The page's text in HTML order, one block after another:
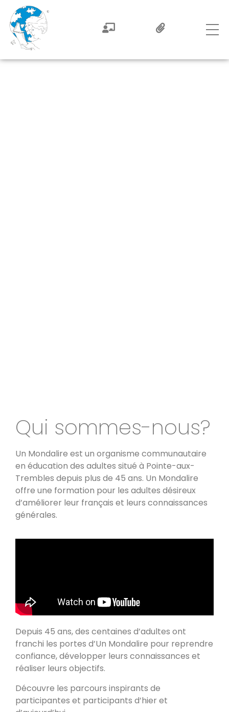
Qui sommes-nous?
Un Mondalire est un organisme communautaire
en éducation des adultes situé à Pointe-aux-
Trembles depuis plus de 45 ans. Un Mondalire
offre une formation pour les adultes désireux
d’améliorer leur français et leurs connaissances
générales.
Depuis 45 ans, des centaines d’adultes ont
franchi les portes d’Un Mondalire pour reprendre
confiance, développer leurs connaissances et
réaliser leurs objectifs.
Découvre les parcours inspirants de
participantes et participants d’hier et